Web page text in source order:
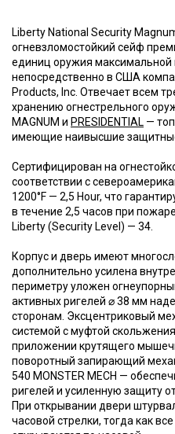
Liberty National Security
огневзломостойкий сейф
единиц оружия максимальной
непосредственно в США
Products, Inc. Отвечает всем
хранению огнестрельного
MAGNUM и PRESIDENTIAL —
имеющие наивысшие защитные
Сертифицирован на
соответствии с
1200°F — 2,5 Hour, что
в течение 2,5 часов при
Liberty (Security Level) — 34.
Корпус и дверь имеют
дополнительно усилена
периметру уложен
активных ригелей ⌀ 38 мм
сторонам. Эксцентриковый
системой с муфтой
приложении крутящего
поворотный запирающий
540 MONSTER MECH —
ригелей и усиленную защиту
При открывании двери
часовой стрелки, тогда как